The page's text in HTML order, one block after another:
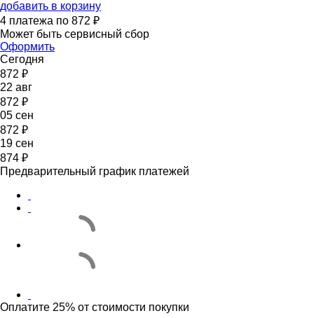
добавить в корзину
4 платежа по 872 ₽
Может быть сервисный сбор
Оформить
Сегодня
872 ₽
22 авг
872 ₽
05 сен
872 ₽
19 сен
874 ₽
Предварительный график платежей
Оплатите 25% от стоимости покупки